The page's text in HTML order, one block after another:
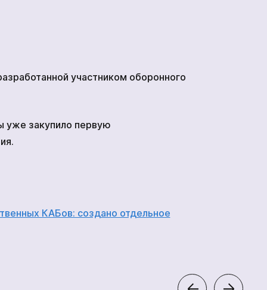
участником оборонного
уже закупило первую
КАБов: создано отдельное